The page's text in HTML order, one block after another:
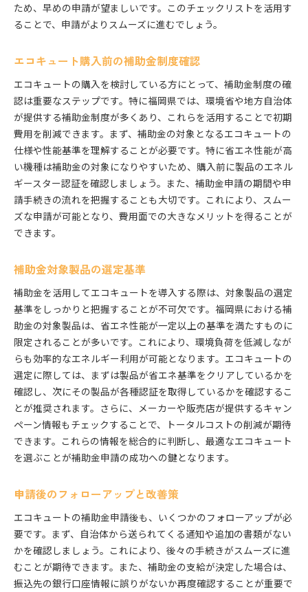
ため、早めの申請が望ましいです。このチェックリストを活用す
ることで、申請がよりスムーズに進むでしょう。
エコキュート購入前の補助金制度確認
エコキュートの購入を検討している方にとって、補助金制度の確
認は重要なステップです。特に福岡県では、環境省や地方自治体
が提供する補助金制度が多くあり、これらを活用することで初期
費用を削減できます。まず、補助金の対象となるエコキュートの
仕様や性能基準を理解することが必要です。特に省エネ性能が高
い機種は補助金の対象になりやすいため、購入前に製品のエネル
ギースター認証を確認しましょう。また、補助金申請の期間や申
請手続きの流れを把握することも大切です。これにより、スムー
ズな申請が可能となり、費用面での大きなメリットを得ることが
できます。
補助金対象製品の選定基準
補助金を活用してエコキュートを導入する際は、対象製品の選定
基準をしっかりと把握することが不可欠です。福岡県における補
助金の対象製品は、省エネ性能が一定以上の基準を満たすものに
限定されることが多いです。これにより、環境負荷を低減しなが
らも効率的なエネルギー利用が可能となります。エコキュートの
選定に際しては、まずは製品が省エネ基準をクリアしているかを
確認し、次にその製品が各種認証を取得しているかを確認するこ
とが推奨されます。さらに、メーカーや販売店が提供するキャン
ペーン情報もチェックすることで、トータルコストの削減が期待
できます。これらの情報を総合的に判断し、最適なエコキュート
を選ぶことが補助金申請の成功への鍵となります。
申請後のフォローアップと改善策
エコキュートの補助金申請後も、いくつかのフォローアップが必
要です。まず、自治体から送られてくる通知や追加の書類がない
かを確認しましょう。これにより、後々の手続きがスムーズに進
むことが期待できます。また、補助金の支給が決定した場合は、
振込先の銀行口座情報に誤りがないか再度確認することが重要で